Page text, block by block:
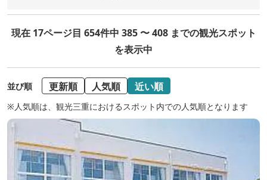
現在 17ページ目 654件中 385 〜 408 までの観光スポット
を表示中
並び順 更新順 人気順 近い順
※人気順は、観光三重におけるスポット内での人気順となります